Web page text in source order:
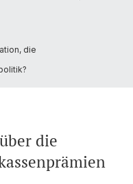
die
die